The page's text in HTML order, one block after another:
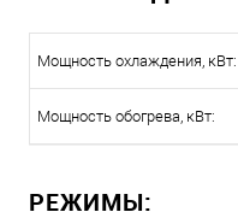
Мощность охлаждения, кВт:
Мощность обогрева, кВт:
РЕЖИМЫ: